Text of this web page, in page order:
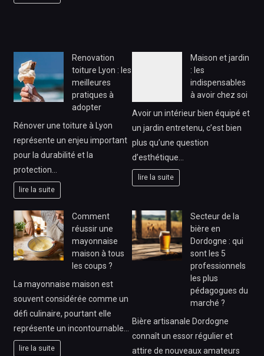
Renovation
toiture Lyon : les
meilleures
pratiques à
adopter
Rénover une toiture à Lyon
représente un enjeu important
pour la durabilité et la
protection…
lire la suite
Maison et jardin
: les
indispensables
à avoir chez soi
Avoir un intérieur bien équipé et
un jardin entretenu, c’est bien
plus qu’une question
d’esthétique…
lire la suite
Comment
réussir une
mayonnaise
maison à tous
les coups ?
La mayonnaise maison est
souvent considérée comme un
défi culinaire, pourtant elle
représente un incontournable…
lire la suite
Secteur de la
bière en
Dordogne : qui
sont les 5
professionnels
les plus
pédagogues du
marché ?
Bière artisanale Dordogne
connaît un essor régulier et
attire de nouveaux amateurs